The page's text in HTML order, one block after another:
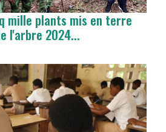
mille plants mis en terre
l'arbre 2024...